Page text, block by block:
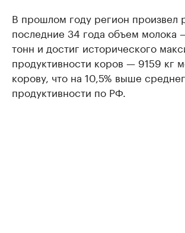
В прошлом году регион произвел
последние 34 года объем молока
тонн и достиг исторического
продуктивности коров — 9159 кг
корову, что на 10,5% выше
продуктивности по РФ.